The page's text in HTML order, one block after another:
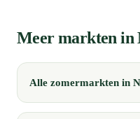
Meer markten in
Alle zomermarkten in